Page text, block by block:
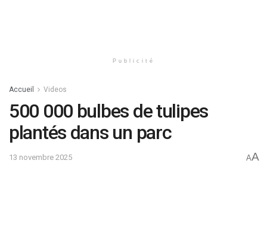
Publicité
Accueil Videos
500 000 bulbes de tulipes
plantés dans un parc
13 novembre 2025 AA